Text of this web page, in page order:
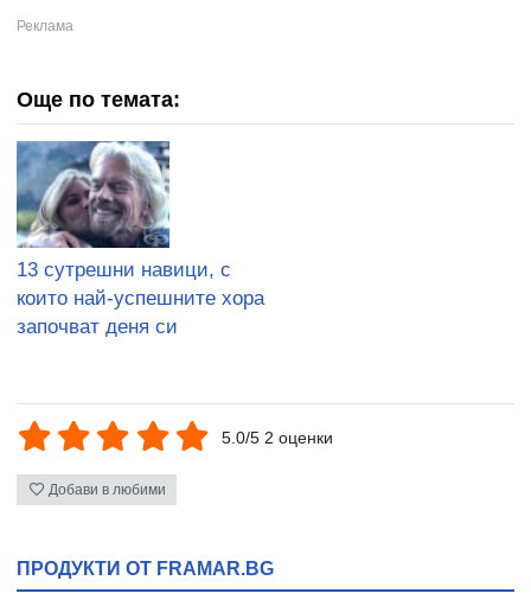
Още по темата:
13 сутрешни навици, с
които най-успешните хора
започват деня си
5.0/5 2 оценки
Добави в любими
ПРОДУКТИ ОТ FRAMAR.BG